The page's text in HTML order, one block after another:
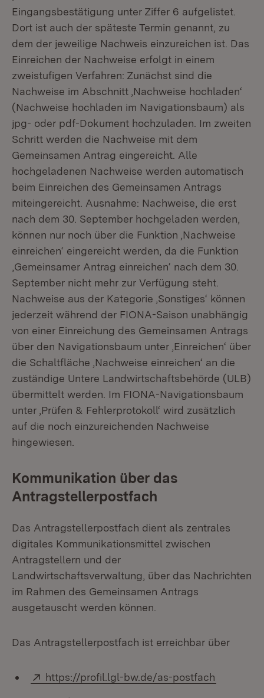
Eingangsbestätigung unter Ziffer 6 aufgelistet.
Dort ist auch der späteste Termin genannt, zu
dem der jeweilige Nachweis einzureichen ist. Das
Einreichen der Nachweise erfolgt in einem
zweistufigen Verfahren: Zunächst sind die
Nachweise im Abschnitt ‚Nachweise hochladen‘
(Nachweise hochladen im Navigationsbaum) als
jpg- oder pdf-Dokument hochzuladen. Im zweiten
Schritt werden die Nachweise mit dem
Gemeinsamen Antrag eingereicht. Alle
hochgeladenen Nachweise werden automatisch
beim Einreichen des Gemeinsamen Antrags
miteingereicht. Ausnahme: Nachweise, die erst
nach dem 30. September hochgeladen werden,
können nur noch über die Funktion ‚Nachweise
einreichen‘ eingereicht werden, da die Funktion
‚Gemeinsamer Antrag einreichen‘ nach dem 30.
September nicht mehr zur Verfügung steht.
Nachweise aus der Kategorie ‚Sonstiges‘ können
jederzeit während der FIONA-Saison unabhängig
von einer Einreichung des Gemeinsamen Antrags
über den Navigationsbaum unter ‚Einreichen‘ über
die Schaltfläche ‚Nachweise einreichen‘ an die
zuständige Untere Landwirtschaftsbehörde (ULB)
übermittelt werden. Im FIONA-Navigationsbaum
unter ‚Prüfen & Fehlerprotokoll‘ wird zusätzlich
auf die noch einzureichenden Nachweise
hingewiesen.
Kommunikation über das
Antragstellerpostfach
Das Antragstellerpostfach dient als zentrales
digitales Kommunikationsmittel zwischen
Antragstellern und der
Landwirtschaftsverwaltung, über das Nachrichten
im Rahmen des Gemeinsamen Antrags
ausgetauscht werden können.
Das Antragstellerpostfach ist erreichbar über
Extern:
https://profil.lgl-bw.de/as-postfach